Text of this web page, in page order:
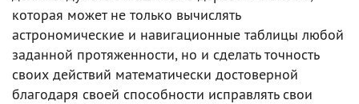
которая может не только вычислять
астрономические и навигационные таблицы любой
заданной протяженности, но и сделать точность
своих действий математически достоверной
благодаря своей способности исправлять свои